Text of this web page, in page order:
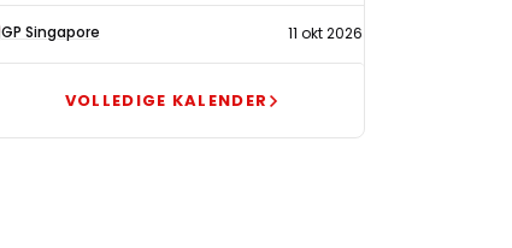
GP Singapore 11 okt 2026
VOLLEDIGE KALENDER